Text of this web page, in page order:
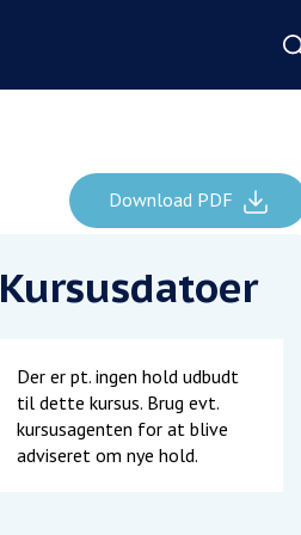
Download PDF
Kursusdatoer
Der er pt. ingen hold udbudt
til dette kursus. Brug evt.
kursusagenten for at blive
adviseret om nye hold.